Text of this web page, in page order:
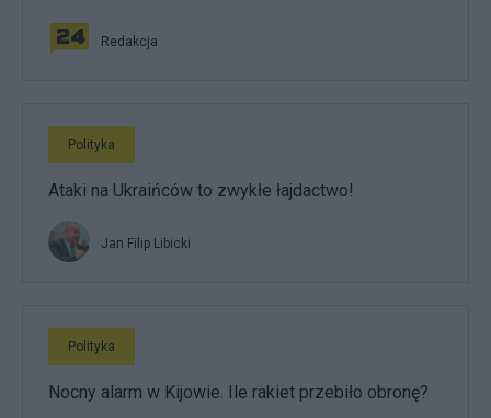
Redakcja
Polityka
Ataki na Ukraińców to zwykłe łajdactwo!
Jan Filip Libicki
Polityka
Nocny alarm w Kijowie. Ile rakiet przebiło obronę?